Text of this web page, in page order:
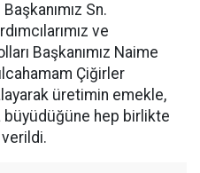
Sn.
ve
Başkanımız Naime
Çiğirler
üretimin emekle,
büyüdüğüne hep birlikte